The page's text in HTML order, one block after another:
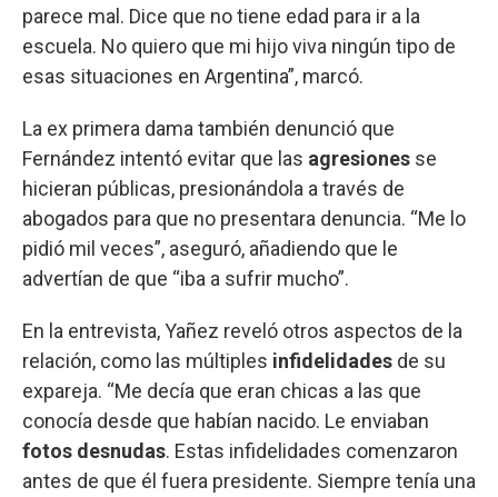
parece mal. Dice que no tiene edad para ir a la
escuela. No quiero que mi hijo viva ningún tipo de
esas situaciones en Argentina”, marcó.
La ex primera dama también denunció que
Fernández intentó evitar que las agresiones se
hicieran públicas, presionándola a través de
abogados para que no presentara denuncia. “Me lo
pidió mil veces”, aseguró, añadiendo que le
advertían de que “iba a sufrir mucho”.
En la entrevista, Yañez reveló otros aspectos de la
relación, como las múltiples infidelidades de su
expareja. “Me decía que eran chicas a las que
conocía desde que habían nacido. Le enviaban
fotos desnudas. Estas infidelidades comenzaron
antes de que él fuera presidente. Siempre tenía una